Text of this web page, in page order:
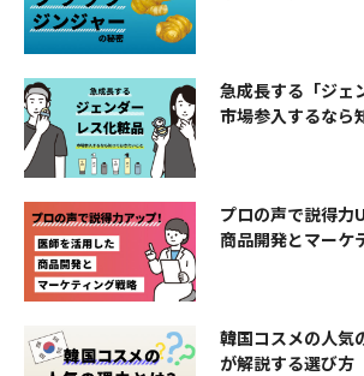
急成長する「ジェ
市場参入するなら
プロの声で説得力
商品開発とマーケ
韓国コスメの人気
が解説する選び方